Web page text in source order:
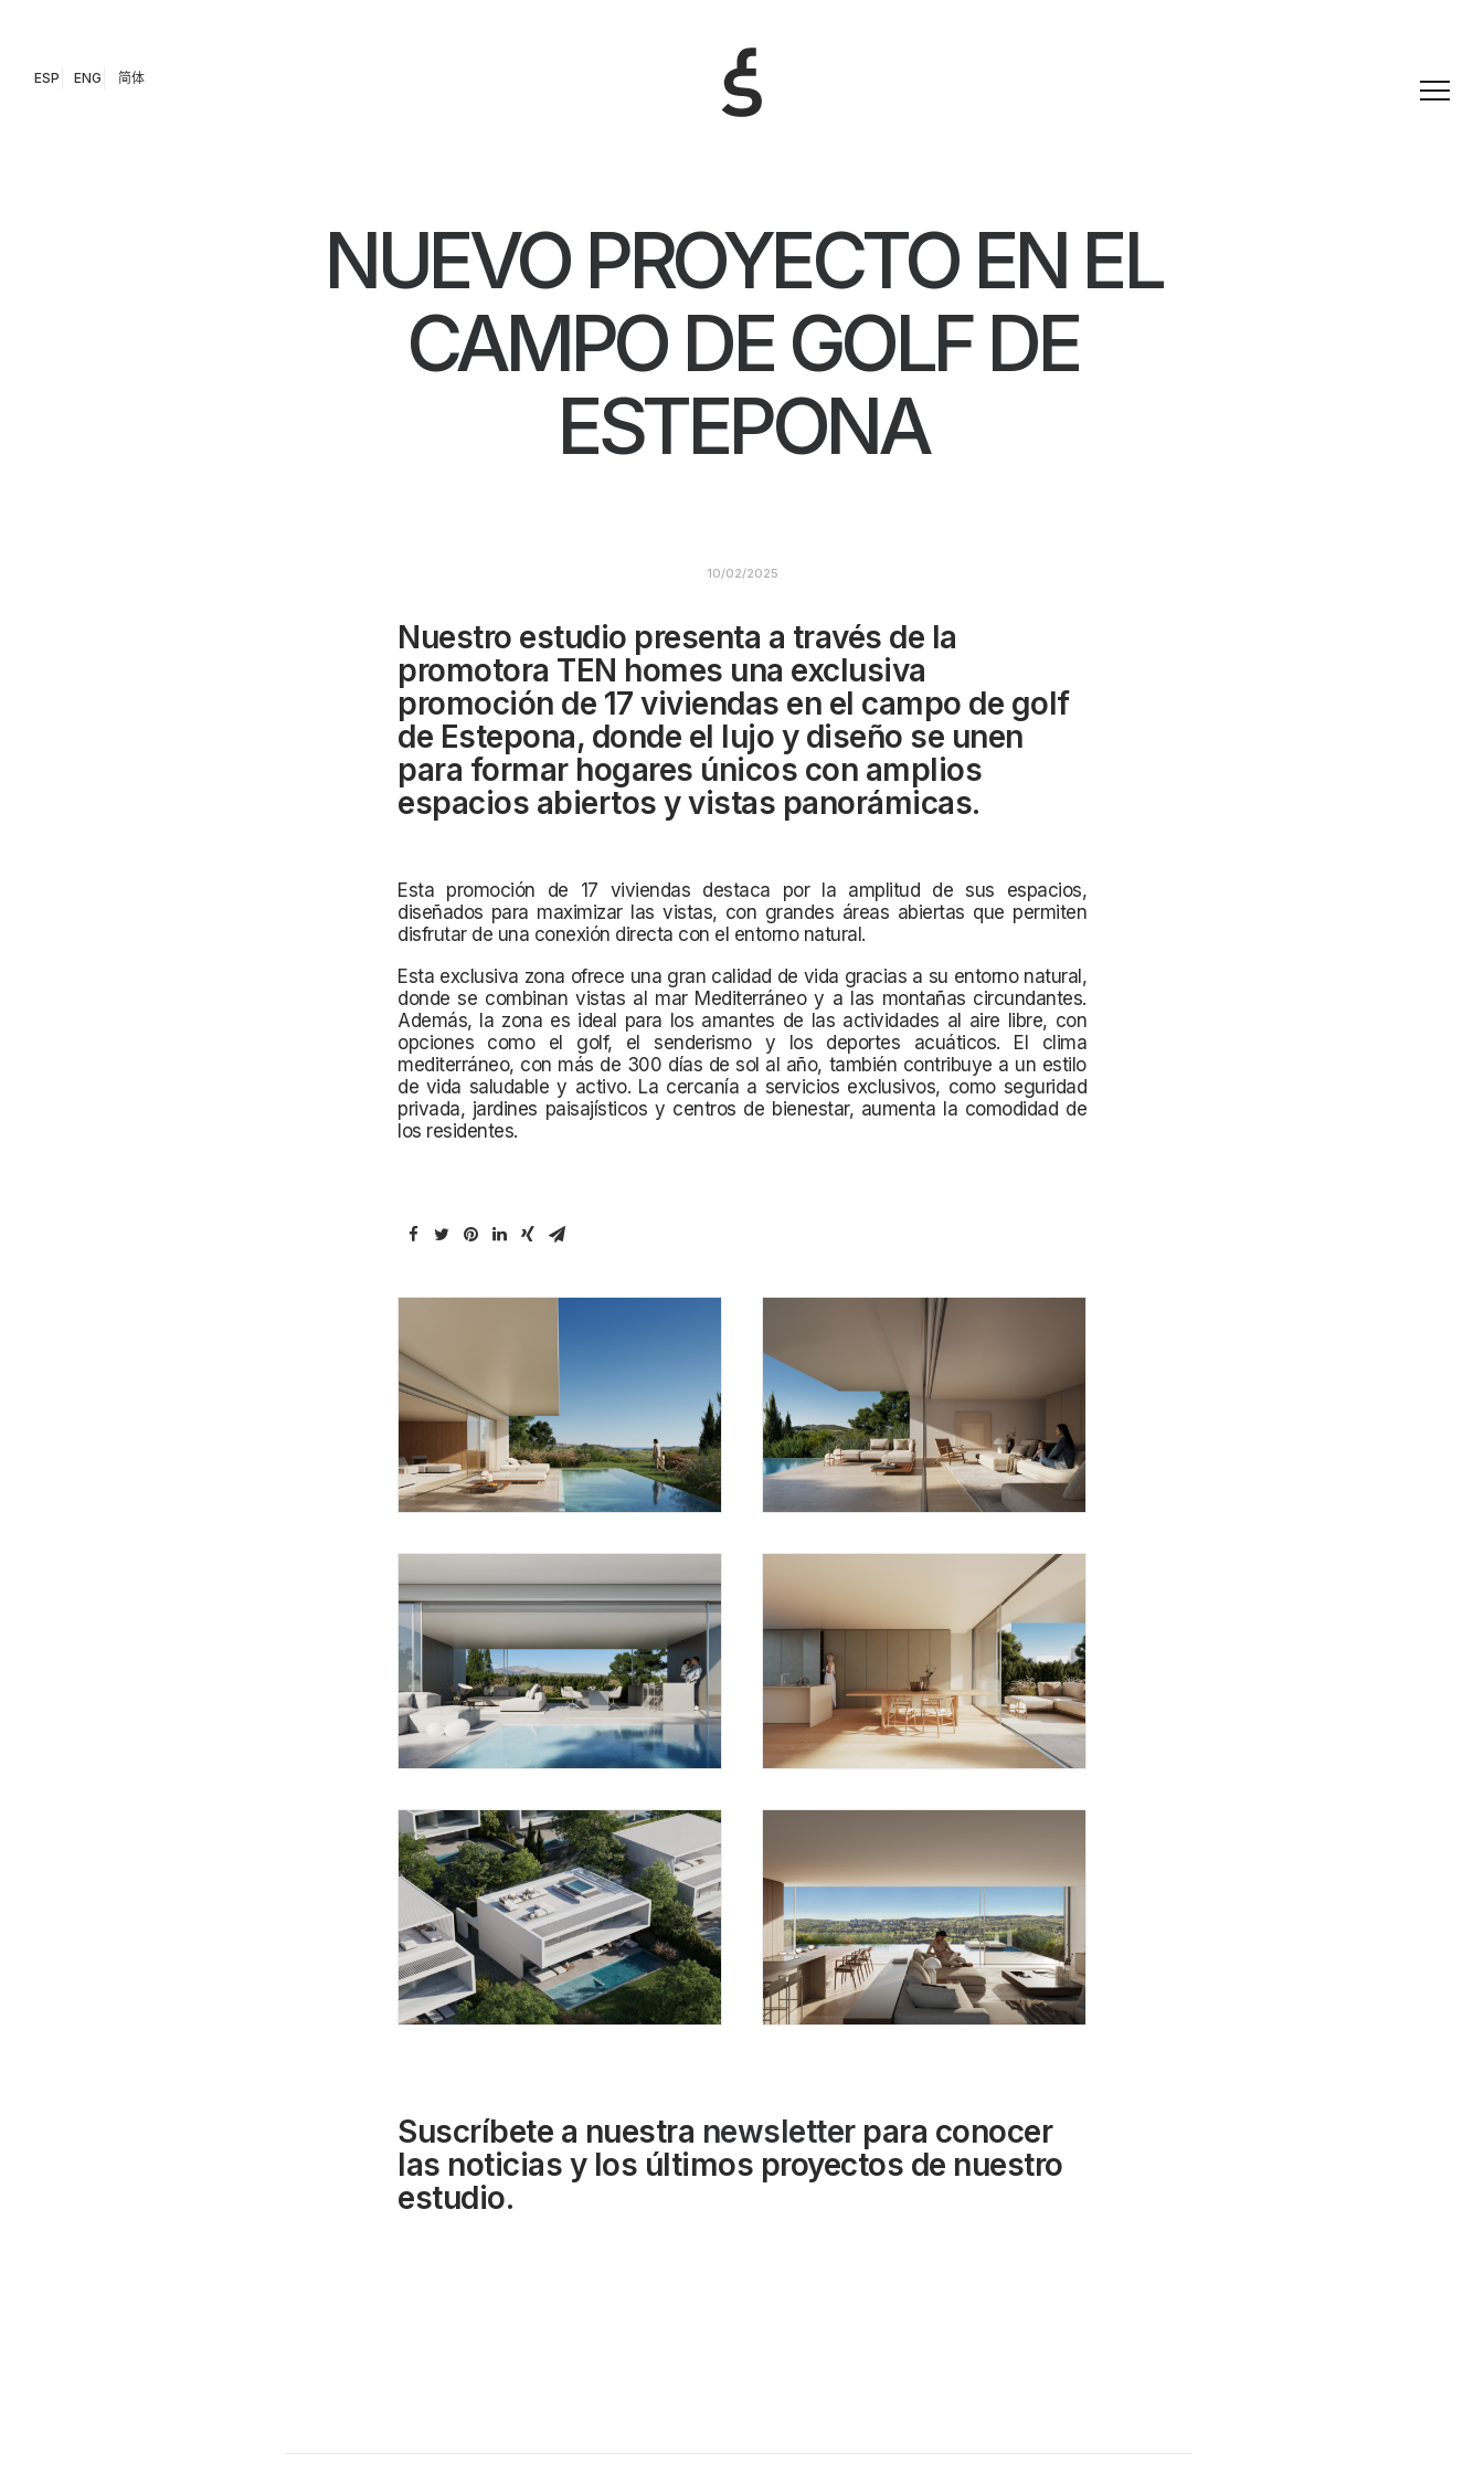
ESP ENG 简体
NUEVO PROYECTO EN EL
CAMPO DE GOLF DE
ESTEPONA
10/02/2025
Nuestro estudio presenta a través de la
promotora TEN homes una exclusiva
promoción de 17 viviendas en el campo de golf
de Estepona, donde el lujo y diseño se unen
para formar hogares únicos con amplios
espacios abiertos y vistas panorámicas.
Esta promoción de 17 viviendas destaca por la amplitud de sus espacios,
diseñados para maximizar las vistas, con grandes áreas abiertas que permiten
disfrutar de una conexión directa con el entorno natural.
Esta exclusiva zona ofrece una gran calidad de vida gracias a su entorno natural,
donde se combinan vistas al mar Mediterráneo y a las montañas circundantes.
Además, la zona es ideal para los amantes de las actividades al aire libre, con
opciones como el golf, el senderismo y los deportes acuáticos. El clima
mediterráneo, con más de 300 días de sol al año, también contribuye a un estilo
de vida saludable y activo. La cercanía a servicios exclusivos, como seguridad
privada, jardines paisajísticos y centros de bienestar, aumenta la comodidad de
los residentes.
Suscríbete a nuestra newsletterpara conocer
las noticias y los últimos proyectos de nuestro
estudio.